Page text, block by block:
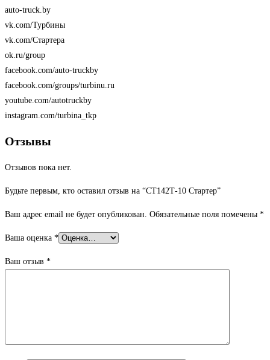
auto-truck.by
vk.com/Турбины
vk.com/Стартера
ok.ru/group
facebook.com/auto-truckby
facebook.com/groups/turbinu.ru
youtube.com/autotruckby
instagram.com/turbina_tkp
Отзывы
Отзывов пока нет.
Будьте первым, кто оставил отзыв на “СТ142Т-10 Стартер”
Ваш адрес email не будет опубликован. Обязательные поля помечены *
Ваша оценка *
Ваш отзыв *